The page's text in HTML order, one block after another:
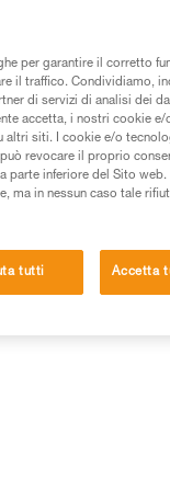
sulle distanze sono
volta tornata ad
per garantire il corretto
il traffico. Condividiamo,
di servizi di analisi dei
accetta, i nostri cookie
altri siti. I cookie e/o
revocare il proprio
parte inferiore del Sito
ma in nessun caso tale
tutti Accetta